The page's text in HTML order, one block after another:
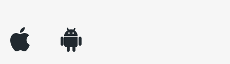
appleinc android